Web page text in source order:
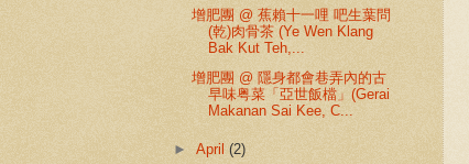
增肥團 @ 蕉賴十一哩 吧生葉問
(乾)肉骨茶 (Ye Wen Klang
Bak Kut Teh,...
增肥團 @ 隱身都會巷弄內的古
早味粤菜「亞世飯檔」(Gerai
Makanan Sai Kee, C...
►April(2)